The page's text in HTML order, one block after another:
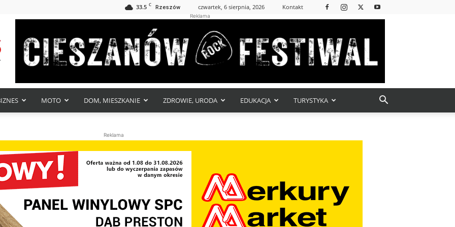
33.5 C Rzeszów czwartek, 6 sierpnia, 2026 Kontakt
Reklama
MOTO DOM, MIESZKANIE ZDROWIE, URODA EDUKACJA TURYSTYKA
Reklama